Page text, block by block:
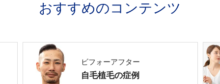
おすすめのコンテンツ
ビフォーアフター
自毛植毛の症例